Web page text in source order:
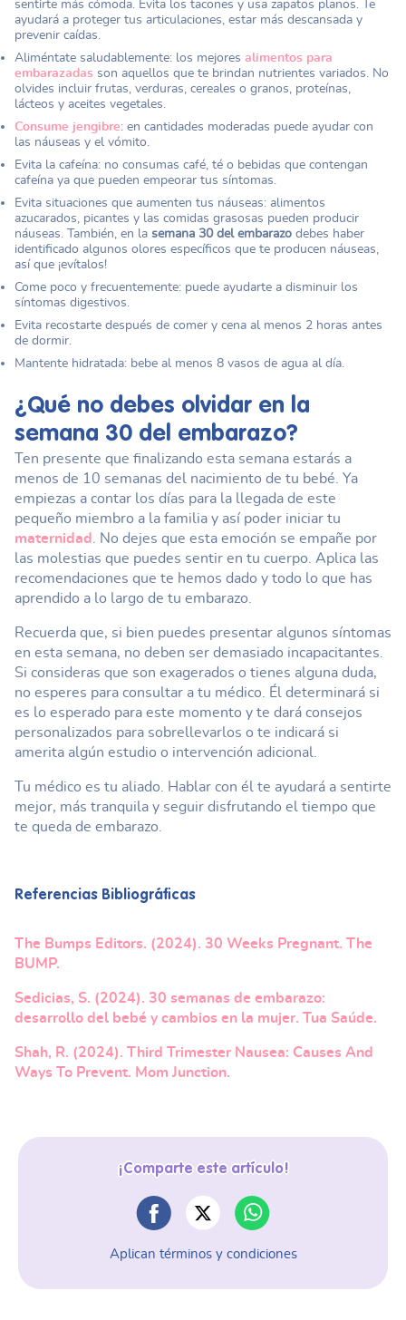
sentirte más cómoda. Evita los tacones y usa zapatos planos. Te
ayudará a proteger tus articulaciones, estar más descansada y
prevenir caídas.
Aliméntate saludablemente: los mejores alimentos para
embarazadas son aquellos que te brindan nutrientes variados. No
olvides incluir frutas, verduras, cereales o granos, proteínas,
lácteos y aceites vegetales.
Consume jengibre: en cantidades moderadas puede ayudar con
las náuseas y el vómito.
Evita la cafeína: no consumas café, té o bebidas que contengan
cafeína ya que pueden empeorar tus síntomas.
Evita situaciones que aumenten tus náuseas: alimentos
azucarados, picantes y las comidas grasosas pueden producir
náuseas. También, en la semana 30 del embarazo debes haber
identificado algunos olores específicos que te producen náuseas,
así que ¡evítalos!
Come poco y frecuentemente: puede ayudarte a disminuir los
síntomas digestivos.
Evita recostarte después de comer y cena al menos 2 horas antes
de dormir.
Mantente hidratada: bebe al menos 8 vasos de agua al día.
¿Qué no debes olvidar en la
semana 30 del embarazo?
Ten presente que finalizando esta semana estarás a
menos de 10 semanas del nacimiento de tu bebé. Ya
empiezas a contar los días para la llegada de este
pequeño miembro a la familia y así poder iniciar tu
maternidad
. No dejes que esta emoción se empañe por
las molestias que puedes sentir en tu cuerpo. Aplica las
recomendaciones que te hemos dado y todo lo que has
aprendido a lo largo de tu embarazo.
Recuerda que, si bien puedes presentar algunos síntomas
en esta semana, no deben ser demasiado incapacitantes.
Si consideras que son exagerados o tienes alguna duda,
no esperes para consultar a tu médico. Él determinará si
es lo esperado para este momento y te dará consejos
personalizados para sobrellevarlos o te indicará si
amerita algún estudio o intervención adicional.
Tu médico es tu aliado. Hablar con él te ayudará a sentirte
mejor, más tranquila y seguir disfrutando el tiempo que
te queda de embarazo.
Referencias Bibliográficas
The Bumps Editors. (2024). 30 Weeks Pregnant. The
BUMP.
Sedicias, S. (2024). 30 semanas de embarazo:
desarrollo del bebé y cambios en la mujer. Tua Saúde.
Shah, R. (2024). Third Trimester Nausea: Causes And
Ways To Prevent. Mom Junction.
¡Comparte este artículo!
Aplican términos y condiciones